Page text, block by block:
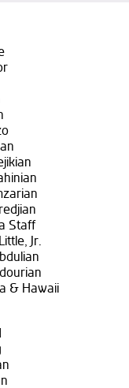
Staff
Jr.
& Hawaii